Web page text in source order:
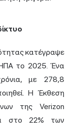
κατέγραψε
το 2025. Ένα
με 278,8
Η Έκθεση
της Verizon
στο 22% των